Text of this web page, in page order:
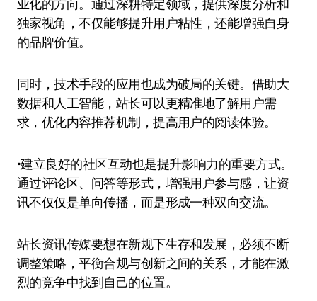
业化的方向。通过深耕特定领域，提供深度分析和
独家视角，不仅能够提升用户粘性，还能增强自身
的品牌价值。
同时，技术手段的应用也成为破局的关键。借助大
数据和人工智能，站长可以更精准地了解用户需
求，优化内容推荐机制，提高用户的阅读体验。
•建立良好的社区互动也是提升影响力的重要方式。
通过评论区、问答等形式，增强用户参与感，让资
讯不仅仅是单向传播，而是形成一种双向交流。
站长资讯传媒要想在新规下生存和发展，必须不断
调整策略，平衡合规与创新之间的关系，才能在激
烈的竞争中找到自己的位置。